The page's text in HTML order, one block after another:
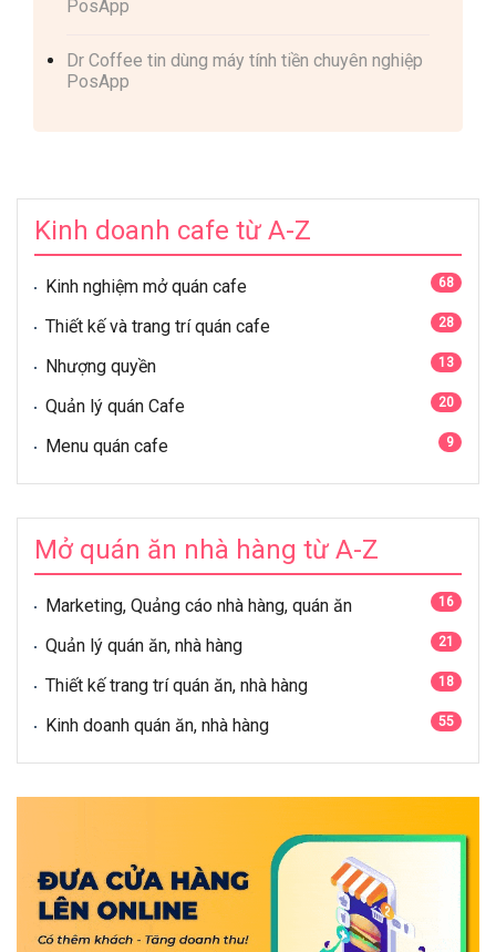
PosApp
Dr Coffee tin dùng máy tính tiền chuyên nghiệp
PosApp
Kinh doanh cafe từ A-Z
Kinh nghiệm mở quán cafe 68
Thiết kế và trang trí quán cafe 28
Nhượng quyền 13
Quản lý quán Cafe 20
Menu quán cafe 9
Mở quán ăn nhà hàng từ A-Z
Marketing, Quảng cáo nhà hàng, quán ăn 16
Quản lý quán ăn, nhà hàng 21
Thiết kế trang trí quán ăn, nhà hàng 18
Kinh doanh quán ăn, nhà hàng 55